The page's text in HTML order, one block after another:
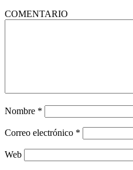
COMENTARIO
Nombre *
Correo electrónico *
Web